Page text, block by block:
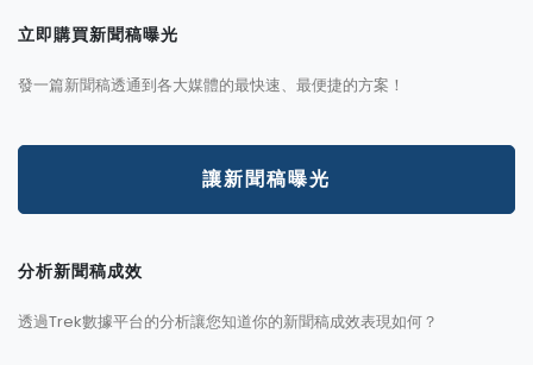
立即購買新聞稿曝光
發一篇新聞稿透通到各大媒體的最快速、最便捷的方案！
讓新聞稿曝光
分析新聞稿成效
透過Trek數據平台的分析讓您知道你的新聞稿成效表現如何？